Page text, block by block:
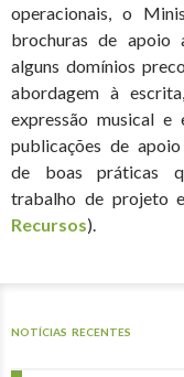
operacionais, o
brochuras de apoio
alguns domínios
abordagem à
expressão musical e
publicações de
de boas práticas
trabalho de projeto
Recursos).
NOTÍCIAS RECENTES